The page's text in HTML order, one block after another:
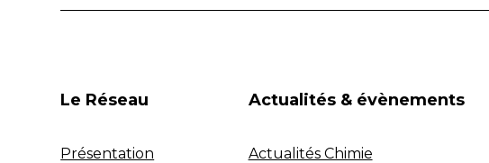
Le Réseau
Présentation
Actualités & évènements
Actualités Chimie